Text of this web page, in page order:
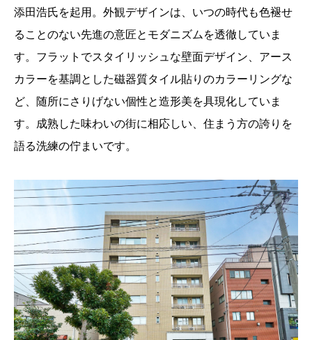
添田浩氏を起用。外観デザインは、いつの時代も色褪せ
ることのない先進の意匠とモダニズムを透徹していま
す。フラットでスタイリッシュな壁面デザイン、アース
カラーを基調とした磁器質タイル貼りのカラーリングな
ど、随所にさりげない個性と造形美を具現化していま
す。成熟した味わいの街に相応しい、住まう方の誇りを
語る洗練の佇まいです。